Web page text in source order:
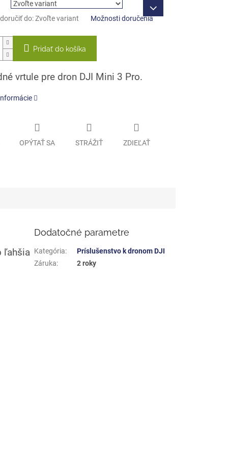
do: Zvoľte variant Možnosti doručenia
Pridať do košíka
vrtule pre dron DJI Mini 3 Pro.
OPÝTAŤ SA STRÁŽIŤ ZDIEĽAŤ
ľahšia
Dodatočné parametre
Kategória:
Príslušenstvo k dronom DJI
Záruka: 2 roky